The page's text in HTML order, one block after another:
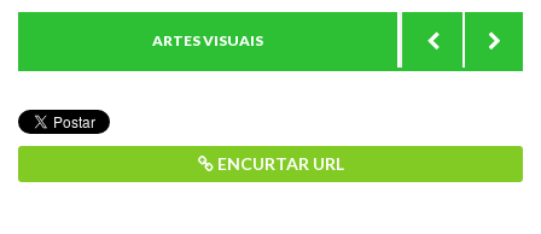
ARTES VISUAIS
ENCURTAR URL